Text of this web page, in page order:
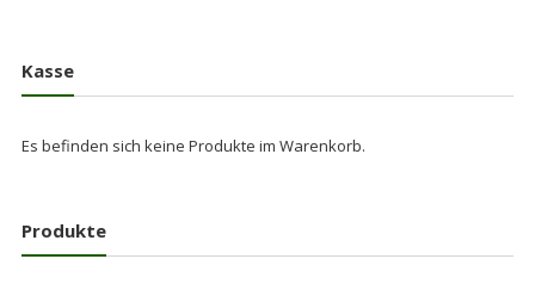
Kasse
Es befinden sich keine Produkte im Warenkorb.
Produkte